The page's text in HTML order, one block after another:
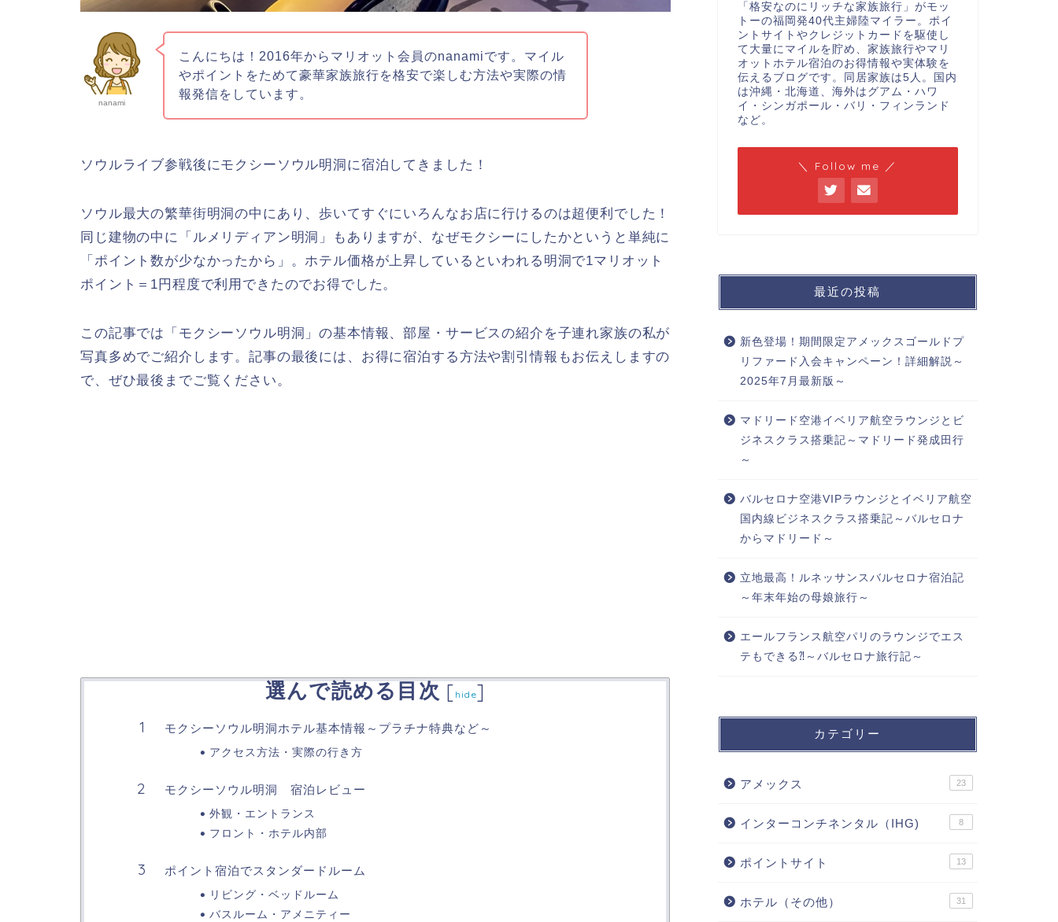
nanami
こんにちは！2016年からマリオット会員のnanamiです。マイル
やポイントをためて豪華家族旅行を格安で楽しむ方法や実際の情
報発信をしています。
ソウルライブ参戦後にモクシーソウル明洞に宿泊してきました！
ソウル最大の繁華街明洞の中にあり、歩いてすぐにいろんなお店に行けるのは超便利でした！
同じ建物の中に「ルメリディアン明洞」もありますが、なぜモクシーにしたかというと単純に
「ポイント数が少なかったから」。ホテル価格が上昇しているといわれる明洞で1マリオット
ポイント＝1円程度で利用できたのでお得でした。
この記事では「モクシーソウル明洞」の基本情報、部屋・サービスの紹介を子連れ家族の私が
写真多めでご紹介します。記事の最後には、お得に宿泊する方法や割引情報もお伝えしますの
で、ぜひ最後までご覧ください。
選んで読める目次 [ hide]
モクシーソウル明洞ホテル基本情報～プラチナ特典など～
アクセス方法・実際の行き方
モクシーソウル明洞 宿泊レビュー
外観・エントランス
フロント・ホテル内部
ポイント宿泊でスタンダードルーム
リビング・ベッドルーム
バスルーム・アメニティー
「格安なのにリッチな家族旅行」がモッ
トーの福岡発40代主婦陸マイラー。ポイ
ントサイトやクレジットカードを駆使し
て大量にマイルを貯め、家族旅行やマリ
オットホテル宿泊のお得情報や実体験を
伝えるブログです。同居家族は5人。国内
は沖縄・北海道、海外はグアム・ハワ
イ・シンガポール・バリ・フィンランド
など。
＼ Follow me ／
最近の投稿
新色登場！期間限定アメックスゴールドプ
リファード入会キャンペーン！詳細解説～
2025年7月最新版～
マドリード空港イベリア航空ラウンジとビ
ジネスクラス搭乗記～マドリード発成田行
～
バルセロナ空港VIPラウンジとイベリア航空
国内線ビジネスクラス搭乗記～バルセロナ
からマドリード～
立地最高！ルネッサンスバルセロナ宿泊記
～年末年始の母娘旅行～
エールフランス航空パリのラウンジでエス
テもできる⁈～バルセロナ旅行記～
カテゴリー
アメックス 23
インターコンチネンタル（IHG) 8
ポイントサイト 13
ホテル（その他） 31